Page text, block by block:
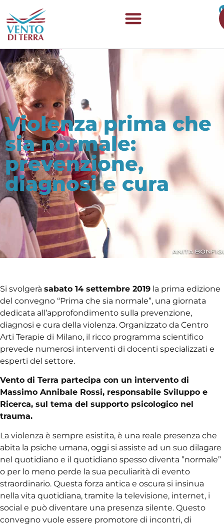
Violenza prima che
sia normale:
prevenzione,
diagnosi e cura
Si svolgerà sabato 14 settembre 2019 la prima edizione
del convegno “Prima che sia normale”, una giornata
dedicata all’approfondimento sulla prevenzione,
diagnosi e cura della violenza. Organizzato da Centro
Arti Terapie di Milano, il ricco programma scientifico
prevede numerosi interventi di docenti specializzati e
esperti del settore.
Vento di Terra partecipa con un intervento di
Massimo Annibale Rossi, responsabile Sviluppo e
Ricerca, sul tema del supporto psicologico nel
trauma.
La violenza è sempre esistita, è una reale presenza che
abita la psiche umana, oggi si assiste ad un suo dilagare
nel quotidiano e il quotidiano spesso diventa ”normale”
o per lo meno perde la sua peculiarità di evento
straordinario. Questa forza antica e oscura si insinua
nella vita quotidiana, tramite la televisione, internet, i
social e può diventare una presenza silente. Questo
convegno vuole essere promotore di incontri, di